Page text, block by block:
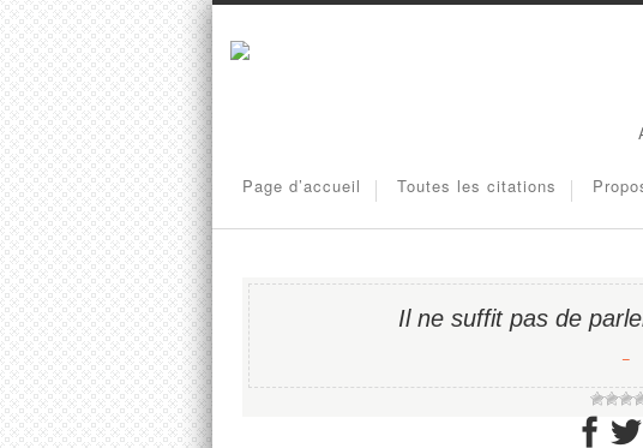
Page d’accueil Toutes les citations
Il ne suffit pas de
−